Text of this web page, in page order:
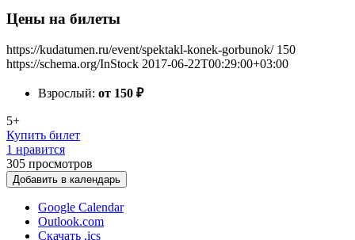
Цены на билеты
https://kudatumen.ru/event/spektakl-konek-gorbunok/ 150
https://schema.org/InStock 2017-06-22T00:29:00+03:00
Взрослый: от 150 ₽
5+
Купить билет
1 нравится
305 просмотров
Добавить в календарь
Google Calendar
Outlook.com
Скачать .ics